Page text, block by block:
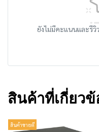
ยังไม่มีคะแนนและรี
สินค้าที่เกี่ยวข้
สินค้าขายดี